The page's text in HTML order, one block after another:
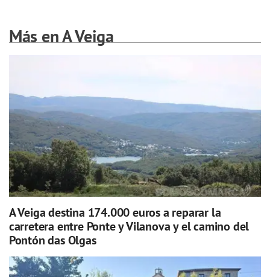
Más en A Veiga
A Veiga destina 174.000 euros a reparar la
carretera entre Ponte y Vilanova y el camino del
Pontón das Olgas